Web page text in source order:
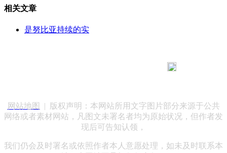
相关文章
是努比亚持续的实
网站地图
| 版权声明：本网站所用文字图片部分来源于公共
网络或者素材网站，凡图文未署名者均为原始状况，但作者发
现后可告知认领，
我们仍会及时署名或依照作者本人意愿处理，如未及时联系本